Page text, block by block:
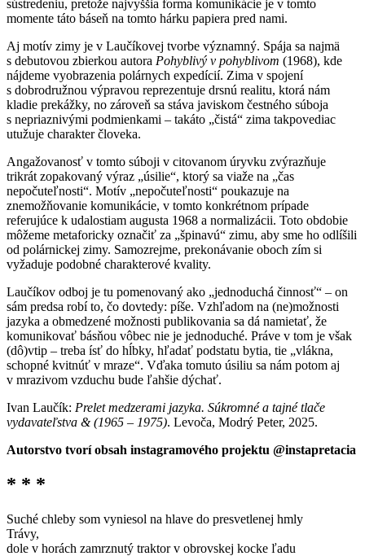
sústredeniu, pretože najvyššia forma komunikácie je v tomto
momente táto báseň na tomto hárku papiera pred nami.
Aj motív zimy je v Laučíkovej tvorbe významný. Spája sa najmä
s debutovou zbierkou autora Pohyblivý v pohyblivom (1968), kde
nájdeme vyobrazenia polárnych expedícií. Zima v spojení
s dobrodružnou výpravou reprezentuje drsnú realitu, ktorá nám
kladie prekážky, no zároveň sa stáva javiskom čestného súboja
s nepriaznivými podmienkami – takáto „čistá“ zima takpovediac
utužuje charakter človeka.
Angažovanosť v tomto súboji v citovanom úryvku zvýrazňuje
trikrát zopakovaný výraz „úsilie“, ktorý sa viaže na „čas
nepočuteľnosti“. Motív „nepočuteľnosti“ poukazuje na
znemožňovanie komunikácie, v tomto konkrétnom prípade
referujúce k udalostiam augusta 1968 a normalizácii. Toto obdobie
môžeme metaforicky označiť za „špinavú“ zimu, aby sme ho odlíšili
od polárnickej zimy. Samozrejme, prekonávanie oboch zím si
vyžaduje podobné charakterové kvality.
Laučíkov odboj je tu pomenovaný ako „jednoduchá činnosť“ – on
sám predsa robí to, čo dovtedy: píše. Vzhľadom na (ne)možnosti
jazyka a obmedzené možnosti publikovania sa dá namietať, že
komunikovať básňou vôbec nie je jednoduché. Práve v tom je však
(dô)vtip – treba ísť do hĺbky, hľadať podstatu bytia, tie „vlákna,
schopné kvitnúť v mraze“. Vďaka tomuto úsiliu sa nám potom aj
v mrazivom vzduchu bude ľahšie dýchať.
Ivan Laučík: Prelet medzerami jazyka. Súkromné a tajné tlače
vydavateľstva & (1965 – 1975). Levoča, Modrý Peter, 2025.
Autorstvo tvorí obsah instagramového projektu @instapretacia
* * *
Suché chleby som vyniesol na hlave do presvetlenej hmly
Trávy,
dole v horách zamrznutý traktor v obrovskej kocke ľadu